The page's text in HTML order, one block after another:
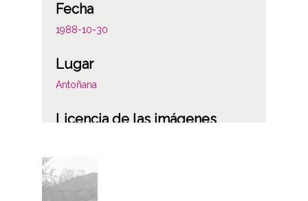
Fecha
1988-10-30
Lugar
Antoñana
Licencia de las imágenes